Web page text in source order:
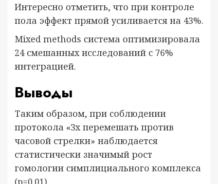
Интересно отметить, что при контроле
пола эффект прямой усиливается на 43%.
Mixed methods система оптимизировала
24 смешанных исследований с 76%
интеграцией.
Выводы
Таким образом, при соблюдении
протокола «3x перемешать против
часовой стрелки» наблюдается
статистически значимый рост
гомологии симплициального комплекса
(p=0.01).